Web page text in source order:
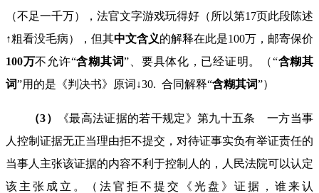
（不足一千万），法官文字游戏玩得好（所以第17页此段陈述
↑粗看没毛病），但其中文含义的解释在此是100万，邮寄保价
100万不允许“含糊其词”、要具体化，已经证明。（“含糊其
词”用的是《判决书》原词↓30. 合同解释“含糊其词”）
（3）
《最高法证据的若干规定》第九十五条 一方当事
人控制证据无正当理由拒不提交，对待证事实负有举证责任的
当事人主张该证据的内容不利于控制人的，人民法院可以认定
该主张成立。（法官拒不提交《光盘》证据，谁来认